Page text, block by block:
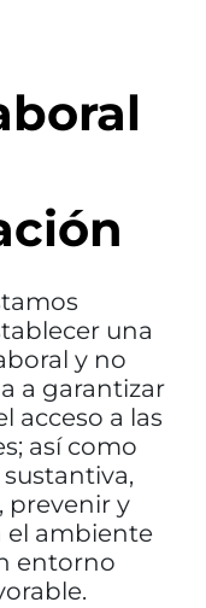
una
y no
a garantizar
acceso a las
así como
prevenir y
el ambiente
entorno